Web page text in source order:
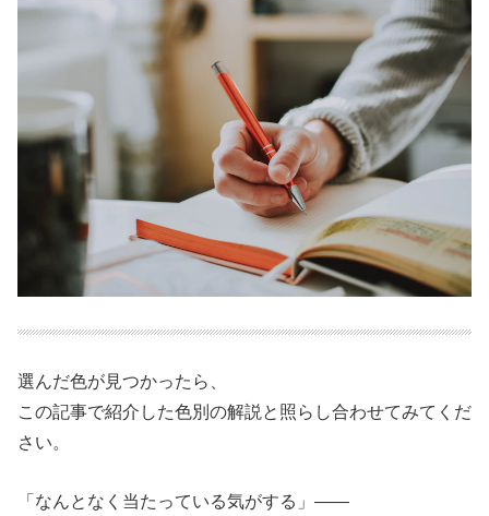
選んだ色が見つかったら、
この記事で紹介した色別の解説と照らし合わせてみてくだ
さい。
「なんとなく当たっている気がする」——